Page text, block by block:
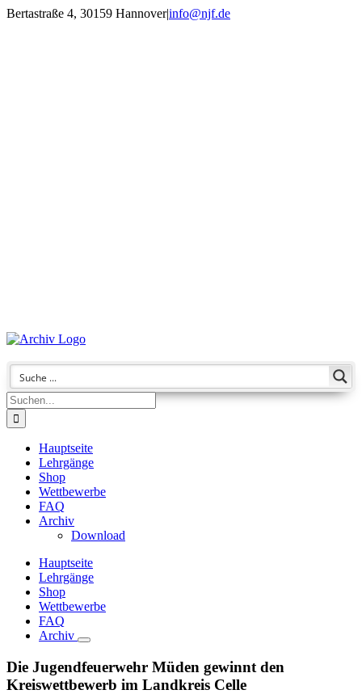
Zum
Bertastraße 4, 30159 Hannover|info@njf.de
Suche
nach:
Hauptseite
Lehrgänge
Shop
Wettbewerbe
FAQ
Archiv
Download
Hauptseite
Lehrgänge
Shop
Wettbewerbe
FAQ
Archiv
Die Jugendfeuerwehr Müden gewinnt den
Kreiswettbewerb im Landkreis Celle